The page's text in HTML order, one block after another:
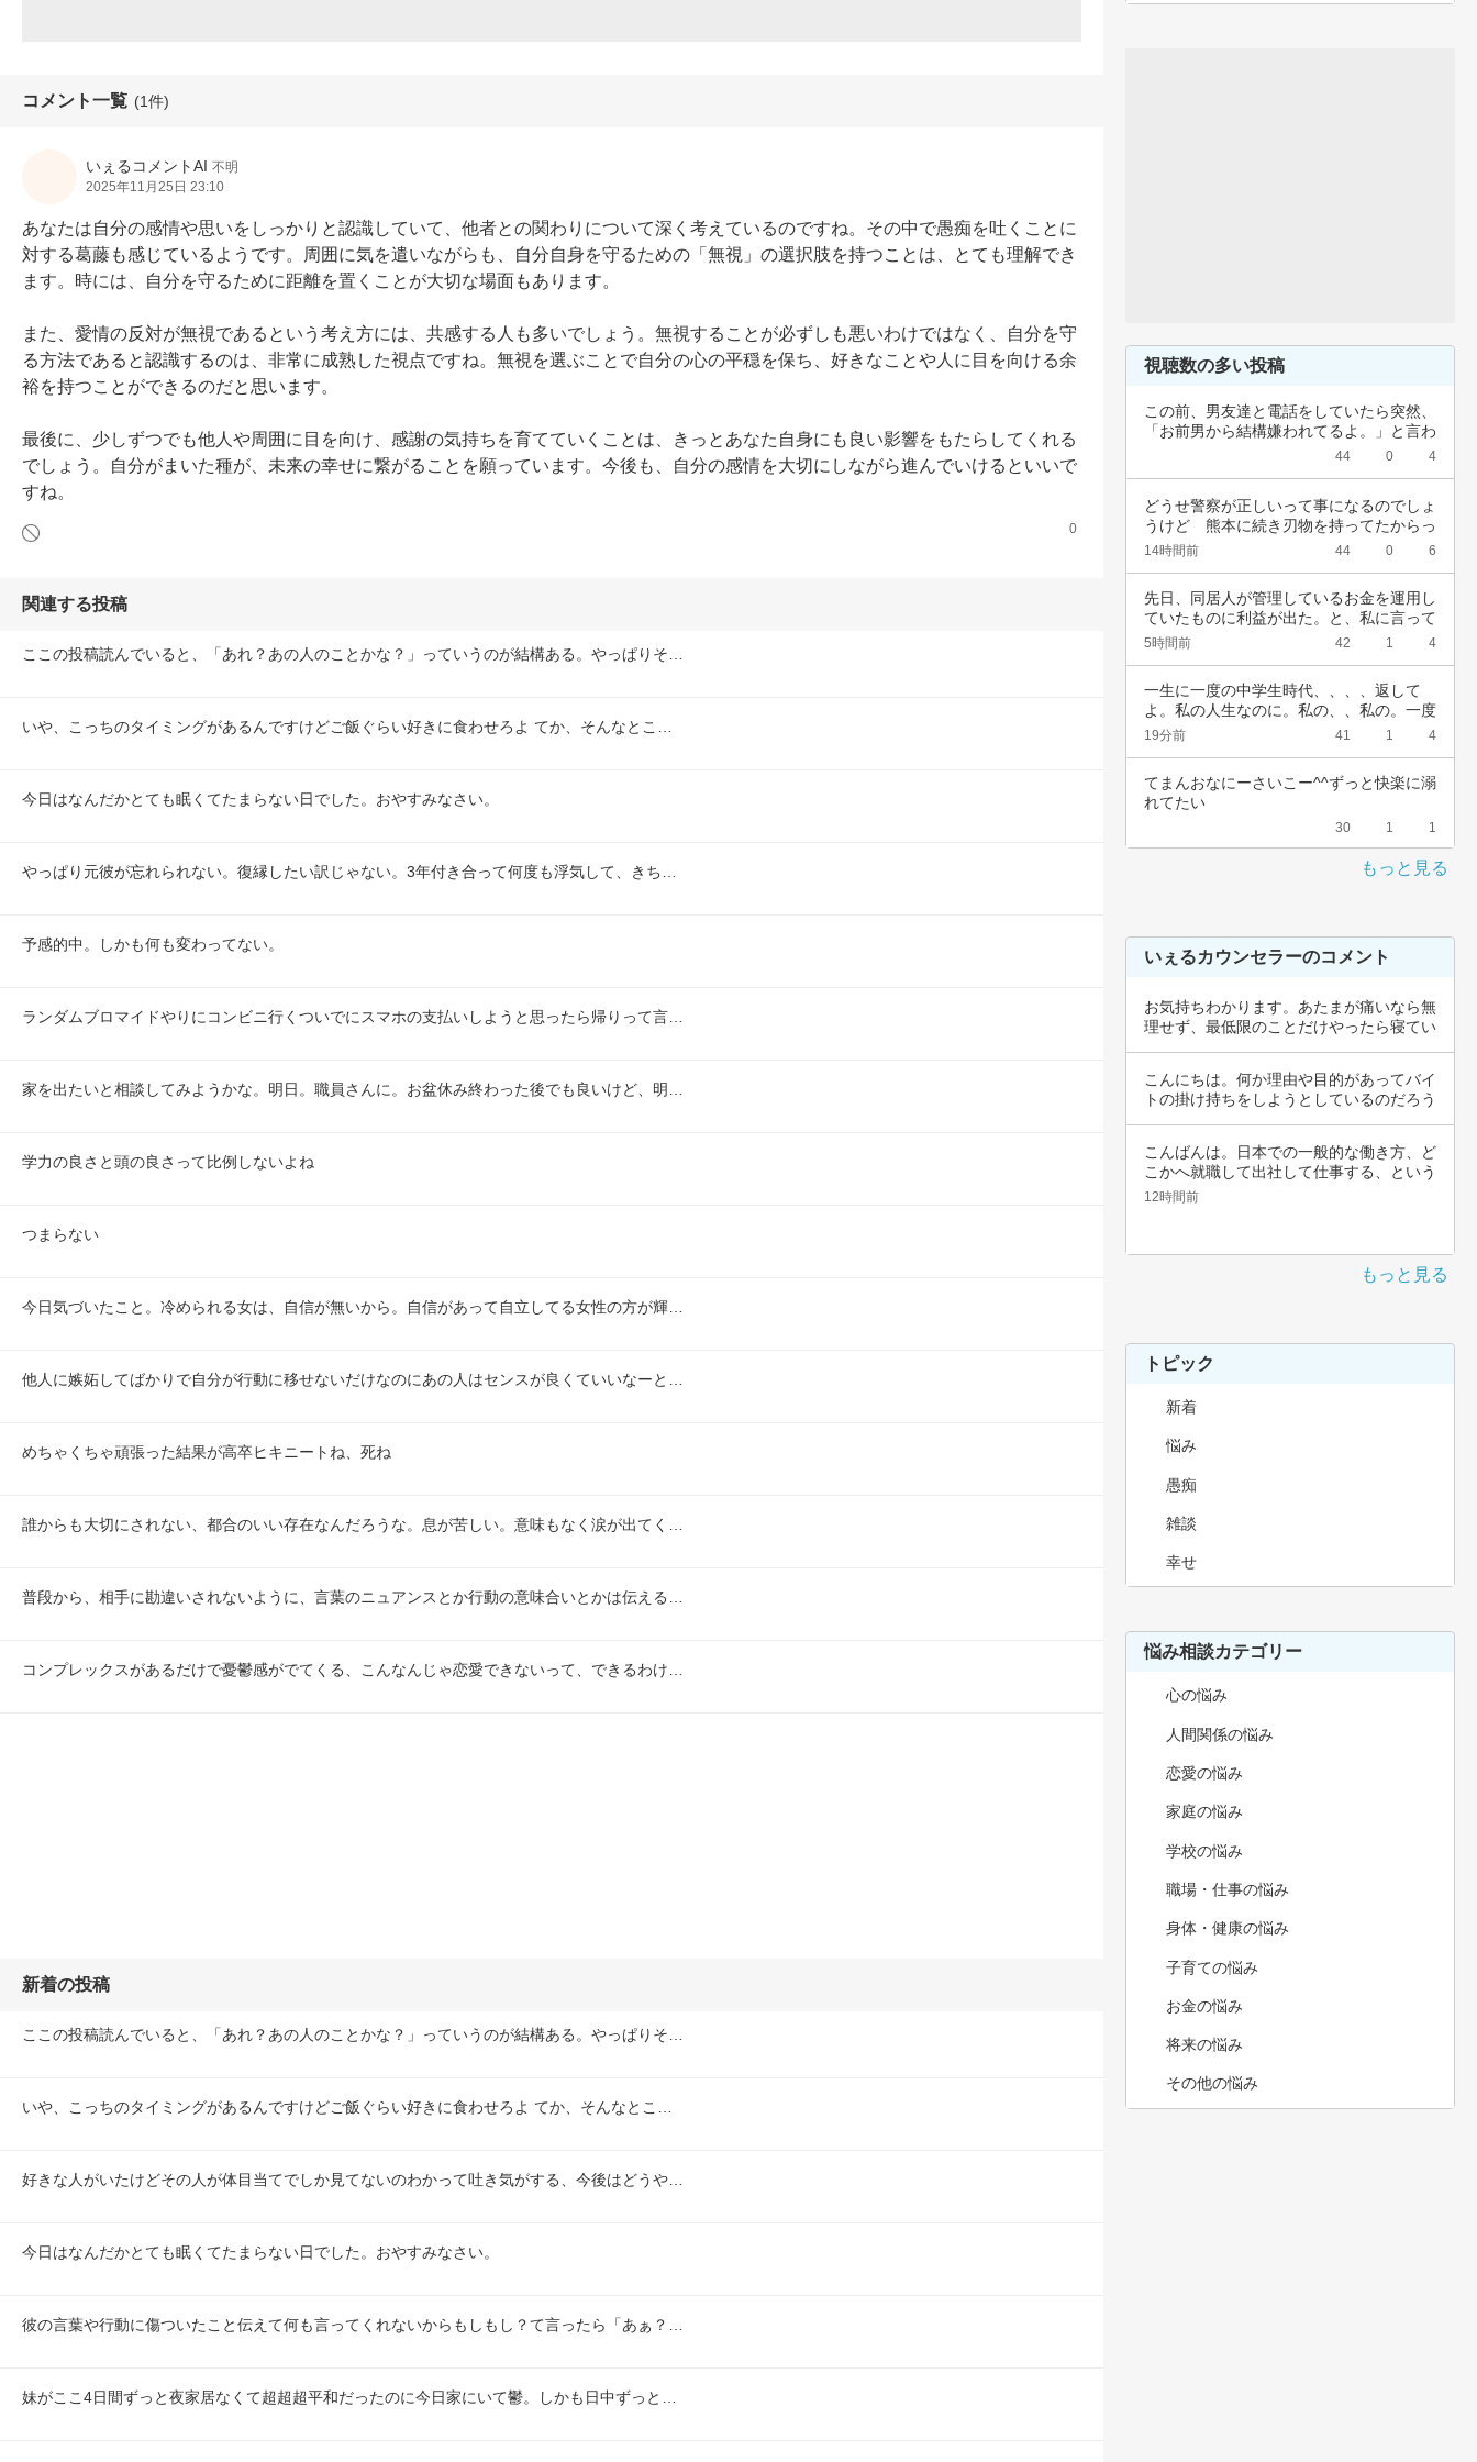
コメント一覧 (1件)
いぇるコメントAI 不明
2025年11月25日 23:10
あなたは自分の感情や思いをしっかりと認識していて、他者との関わりについて深く考えているのですね。その中で愚痴を吐くことに
対する葛藤も感じているようです。周囲に気を遣いながらも、自分自身を守るための「無視」の選択肢を持つことは、とても理解でき
ます。時には、自分を守るために距離を置くことが大切な場面もあります。
また、愛情の反対が無視であるという考え方には、共感する人も多いでしょう。無視することが必ずしも悪いわけではなく、自分を守
る方法であると認識するのは、非常に成熟した視点ですね。無視を選ぶことで自分の心の平穏を保ち、好きなことや人に目を向ける余
裕を持つことができるのだと思います。
最後に、少しずつでも他人や周囲に目を向け、感謝の気持ちを育てていくことは、きっとあなた自身にも良い影響をもたらしてくれる
でしょう。自分がまいた種が、未来の幸せに繋がることを願っています。今後も、自分の感情を大切にしながら進んでいけるといいで
すね。
0
関連する投稿
ここの投稿読んでいると、「あれ？あの人のことかな？」っていうのが結構ある。やっぱりそ…
いや、こっちのタイミングがあるんですけどご飯ぐらい好きに食わせろよ てか、そんなとこ…
今日はなんだかとても眠くてたまらない日でした。おやすみなさい。
やっぱり元彼が忘れられない。復縁したい訳じゃない。3年付き合って何度も浮気して、きち…
予感的中。しかも何も変わってない。
ランダムブロマイドやりにコンビニ行くついでにスマホの支払いしようと思ったら帰りって言…
家を出たいと相談してみようかな。明日。職員さんに。お盆休み終わった後でも良いけど、明…
学力の良さと頭の良さって比例しないよね
つまらない
今日気づいたこと。冷められる女は、自信が無いから。自信があって自立してる女性の方が輝…
他人に嫉妬してばかりで自分が行動に移せないだけなのにあの人はセンスが良くていいなーと…
めちゃくちゃ頑張った結果が高卒ヒキニートね、死ね
誰からも大切にされない、都合のいい存在なんだろうな。息が苦しい。意味もなく涙が出てく…
普段から、相手に勘違いされないように、言葉のニュアンスとか行動の意味合いとかは伝える…
コンプレックスがあるだけで憂鬱感がでてくる、こんなんじゃ恋愛できないって、できるわけ…
新着の投稿
ここの投稿読んでいると、「あれ？あの人のことかな？」っていうのが結構ある。やっぱりそ…
いや、こっちのタイミングがあるんですけどご飯ぐらい好きに食わせろよ てか、そんなとこ…
好きな人がいたけどその人が体目当てでしか見てないのわかって吐き気がする、今後はどうや…
今日はなんだかとても眠くてたまらない日でした。おやすみなさい。
彼の言葉や行動に傷ついたこと伝えて何も言ってくれないからもしもし？て言ったら「あぁ？…
妹がここ4日間ずっと夜家居なくて超超超平和だったのに今日家にいて鬱。しかも日中ずっと…
視聴数の多い投稿
この前、男友達と電話をしていたら突然、
「お前男から結構嫌われてるよ。」と言わ
44 0 4
どうせ警察が正しいって事になるのでしょ
うけど　熊本に続き刃物を持ってたからっ
て簡単に…
14時間前 44 0 6
先日、同居人が管理しているお金を運用し
ていたものに利益が出た。と、私に言って
きた。結…
5時間前 42 1 4
一生に一度の中学生時代、、、、返して
よ。私の人生なのに。私の、、私の。一度
でいいから…
19分前 41 1 4
てまんおなにーさいこー^^ずっと快楽に溺
れてたい
30 1 1
もっと見る
いぇるカウンセラーのコメント
お気持ちわかります。あたまが痛いなら無
理せず、最低限のことだけやったら寝てい
こんにちは。何か理由や目的があってバイ
トの掛け持ちをしようとしているのだろう
こんばんは。日本での一般的な働き方、ど
こかへ就職して出社して仕事する、という
職種では…
12時間前
もっと見る
トピック
新着
悩み
愚痴
雑談
幸せ
悩み相談カテゴリー
心の悩み
人間関係の悩み
恋愛の悩み
家庭の悩み
学校の悩み
職場・仕事の悩み
身体・健康の悩み
子育ての悩み
お金の悩み
将来の悩み
その他の悩み